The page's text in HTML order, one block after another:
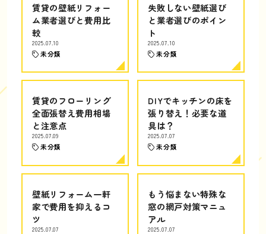
賃貸の壁紙リフォー
ム業者選びと費用比
較
2025.07.10
未分類
失敗しない壁紙選び
と業者選びのポイン
ト
2025.07.10
未分類
賃貸のフローリング
全面張替え費用相場
と注意点
2025.07.09
未分類
DIYでキッチンの床を
張り替え！必要な道
具は？
2025.07.07
未分類
壁紙リフォーム一軒
家で費用を抑えるコ
ツ
2025.07.07
もう悩まない特殊な
窓の網戸対策マニュ
アル
2025.07.07